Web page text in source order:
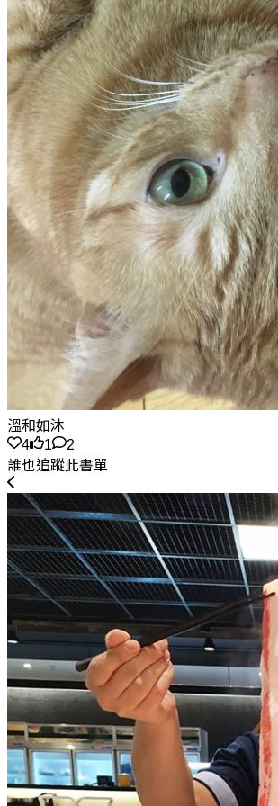
溫和如沐
4
1
2
誰也追蹤此書單